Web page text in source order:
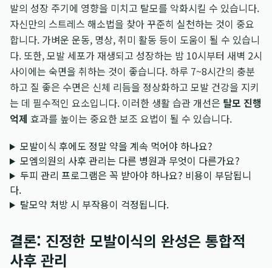
발의 성장 주기에 영향을 미치고 탈모를 악화시킬 수 있습니다.
자신만의 스트레스 해소법을 찾아 꾸준히 실천하는 것이 중요
합니다. 가벼운 운동, 명상, 취미 활동 등이 도움이 될 수 있습니
다. 또한, 모발 세포가 재생되고 성장하는 밤 10시부터 새벽 2시
사이에는 숙면을 취하는 것이 좋습니다. 하루 7~8시간의 충분
하고 질 좋은 수면은 신체 리듬을 정상화하고 모발 건강을 지키
는 데 필수적인 요소입니다. 이러한 생활 습관 개선은 탈모 진행
억제 효과를 높이는 중요한 보조 요법이 될 수 있습니다.
모발이식 후에도 정말 약을 계속 먹어야 하나요?
모엠의원의 사후 관리는 다른 병원과 무엇이 다른가요?
두피 관리 프로그램은 꼭 받아야 하나요? 비용이 부담됩니
다.
탈모약 처방 시 부작용이 걱정됩니다.
결론: 진정한 모발이식의 완성은 통합적
사후 관리